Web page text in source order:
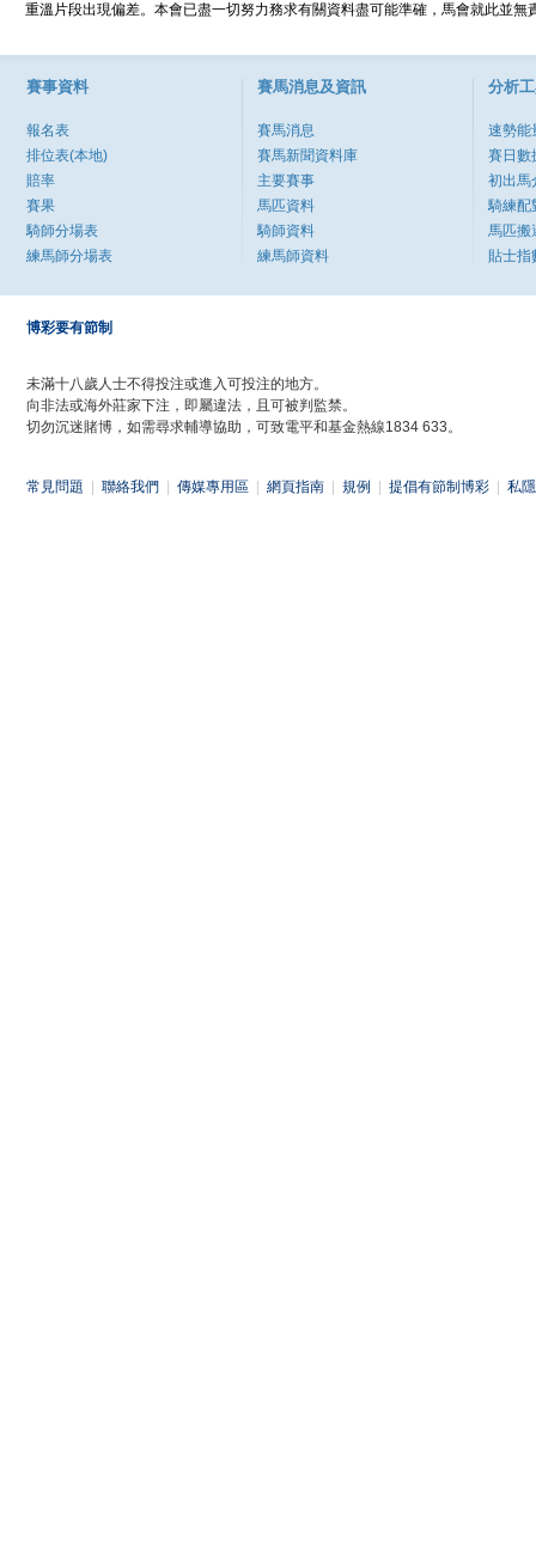
重溫片段出現偏差。本會已盡一切努力務求有關資料盡可能準確，馬會就此並
賽事資料
報名表
排位表(本地)
賠率
賽果
騎師分場表
練馬師分場表
賽馬消息及資訊
賽馬消息
賽馬新聞資料庫
主要賽事
馬匹資料
騎師資料
練馬師資料
分析
速勢能
賽日數
初出馬
騎練配
馬匹搬
貼士指
博彩要有節制
未滿十八歲人士不得投注或進入可投注的地方。
向非法或海外莊家下注，即屬違法，且可被判監禁。
切勿沉迷賭博，如需尋求輔導協助，可致電平和基金熱線1834 633。
常見問題 聯絡我們 傳媒專用區 網頁指南 規例 提倡有節制博彩 私